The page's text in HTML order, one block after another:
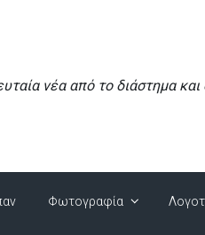
νέα από το διάστημα
Φωτογραφία